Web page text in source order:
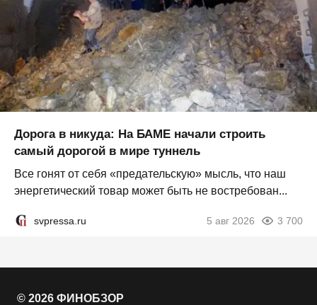
Дорога в никуда: На БАМЕ начали строить
самый дорогой в мире туннель
Все гонят от себя «предательскую» мысль, что наш
энергетический товар может быть не востребован...
svpressa.ru 5 авг 2026 3 700
© 2026 ФИНОБЗОР